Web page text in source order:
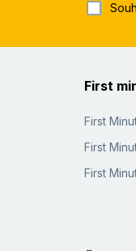
First
First
First
First